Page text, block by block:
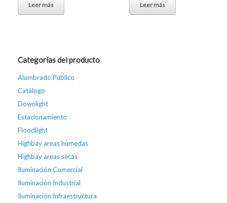
Leer más Leer más
Categorías del producto
Alumbrado Público
Catálogo
Downlight
Estacionamiento
Floodlight
Highbay areas húmedas
Highbay areas secas
Iluminación Comercial
Iluminación Industrial
Iluminación Infraestructura